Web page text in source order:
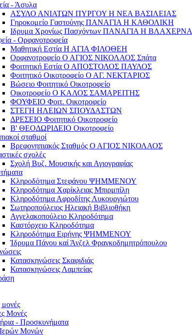
- Άσυλα
ΑΣΥΛΟ ΑΝΙΑΤΩΝ ΠΥΡΓΟΥ Η ΝΕΑ ΒΑΣΙΛΕΙΑΣ
Γηροκομείο Γαστούνης ΠΑΝΑΓΙΑ Η ΚΑΘΟΛΙΚΗ
Ιδρυμα Χρονίως Πασχόντων ΠΑΝΑΓΙΑ Η ΒΛΑΧΕΡΝΑ
- Ορφανοτροφεία
Μαθητική Εστία Η ΑΓΙΑ ΦΙΛΟΘΕΗ
Ορφανοτροφείο Ο ΑΓΙΟΣ ΝΙΚΟΛΑΟΣ Σπάτα
Φοιτητική Εστία Ο ΑΠΟΣΤΟΛΟΣ ΠΑΥΛΟΣ
Φοιτητικό Οικοτροφείο Ο ΑΓ. ΝΕΚΤΑΡΙΟΣ
Βώσειο Φοιτητικό Οικοτροφείο
Οικοτροφείο Ο ΚΑΛΟΣ ΣΑΜΑΡΕΙΤΗΣ
ΦΟΥΦΕΙΟ Φοιτ. Οικοτροφείο
ΣΤΕΓΗ ΗΛΕΙΩΝ ΣΠΟΥΔΑΣΤΩΝ
ΔΡΕΣΕΙΟ Φοιτητικό Οικοτροφείο
Β' ΘΕΟΔΩΡΙΔΕΙΟ Οικοτροφείο
σταθμοί
Βρεφονηπιακός Σταθμός Ο ΑΓΙΟΣ ΝΙΚΟΛΑΟΣ
σχολές
Σχολή Βυζ. Μουσικής και Αγιογραφίας
Κληροδότημα Στεφάνου ΨΗΜΜΕΝΟΥ
Κληροδότημα Χαρίκλειας Μπιρμπίλη
Κληροδότημα Αφροδίτης Λυκουργιώτου
Σωτηροπούλειος Ηλειακή Βιβλιοθήκη
Αγγελακοπούλειο Κληροδότημα
Καστόρχειο Κληροδότημα
Κληροδότημα Ειρήνης ΨΗΜΜΕΝΟΥ
Ίδρυμα Πάνου καί Άνζελ Φραγκοδημητρόπουλου
Κατασκηνώσεις Σκαφιδιάς
Κατασκηνώσεις Λαμπείας
μονές
Μονές
- Προσκυνήματα
Μονών